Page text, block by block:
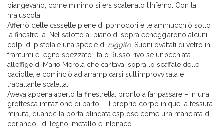
piangevano, come minimo si era scatenato l’Inferno. Con la I
maiuscola.
Afferrò delle cassette piene di pomodori e le ammucchiò sotto
la finestrella. Nel salotto al piano di sopra echeggiarono alcuni
colpi di pistola e una specie di ruggito. Suoni ovattati di vetro in
frantumi e legno spezzato. Italo Russo rivolse un’occhiata
all’effige di Mario Merola che cantava, sopra lo scaffale delle
caciotte, e cominciò ad arrampicarsi sull’improvvisata e
traballante scaletta.
Aveva appena aperto la finestrella, pronto a far passare – in una
grottesca imitazione di parto – il proprio corpo in quella fessura
minuta, quando la porta blindata esplose come una manciata di
coriandoli di legno, metallo e intonaco.